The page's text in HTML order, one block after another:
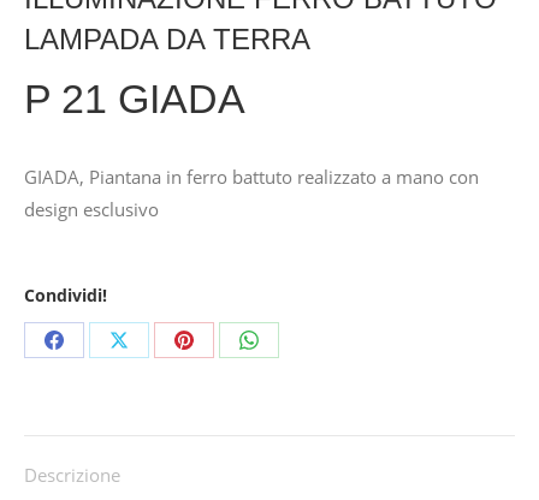
LAMPADA DA TERRA
P 21 GIADA
GIADA, Piantana in ferro battuto realizzato a mano con
design esclusivo
Condividi!
Share
Facebook
Share
X
Share
Pinterest
Share
WhatsApp
Descrizione